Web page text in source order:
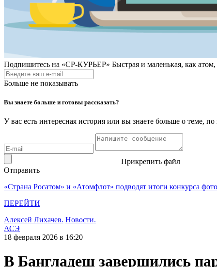
Подпишитесь на «СР-КУРЬЕР» Быстрая и маленькая, как
Больше не показывать
Вы знаете больше и готовы рассказать?
У вас есть интересная история или вы знаете больше о
Прикрепить файл
Отправить
«Страна Росатом» и «Атомфлот» подводят итоги конкурса
ПЕРЕЙТИ
Алексей Лихачев. Новости.
АСЭ
18 февраля 2026 в 16:20
В Бангладеш завершились